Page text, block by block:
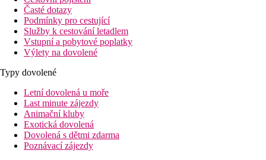
Časté dotazy
Podmínky pro cestující
Služby k cestování letadlem
Vstupní a pobytové poplatky
Výlety na dovolené
Typy dovolené
Letní dovolená u moře
Last minute zájezdy
Animační kluby
Exotická dovolená
Dovolená s dětmi zdarma
Poznávací zájezdy